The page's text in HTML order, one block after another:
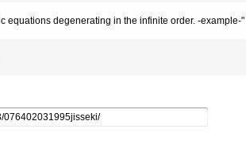
equations degenerating in the infinite order. -